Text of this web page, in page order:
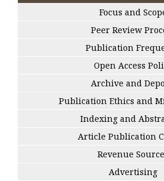
Focus and
Peer Review
Publication
Open Access
Archive and
Publication Ethics and
Indexing and
Article Publication
Revenue
Advertising